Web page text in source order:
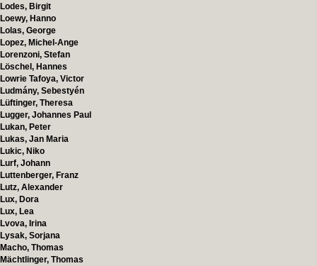
Lodes, Birgit
Loewy, Hanno
Lolas, George
Lopez, Michel-Ange
Lorenzoni, Stefan
Löschel, Hannes
Lowrie Tafoya, Victor
Ludmány, Sebestyén
Lüftinger, Theresa
Lugger, Johannes Paul
Lukan, Peter
Lukas, Jan Maria
Lukic, Niko
Lurf, Johann
Luttenberger, Franz
Lutz, Alexander
Lux, Dora
Lux, Lea
Lvova, Irina
Lysak, Sorjana
Macho, Thomas
Mächtlinger, Thomas